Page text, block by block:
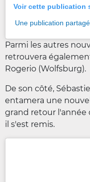
Voir cette publication
Une publication
Parmi les autres
retrouvera
Rogerio (Wolfsburg).
De son côté,
entamera une
grand retour l'année
il s'est remis.